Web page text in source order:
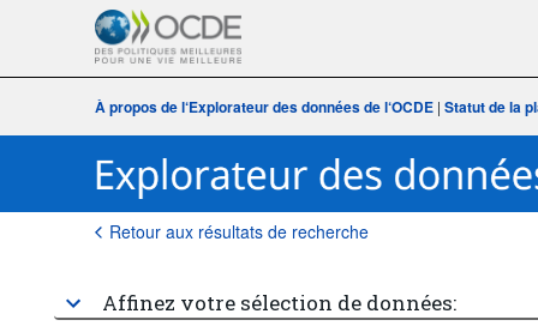
À propos de l‘Explorateur des données de l‘OCDE | Statut de la
Retour aux résultats de recherche
Affinez votre sélection de données: